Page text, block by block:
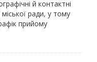
й контактні
ради, у тому
прийому